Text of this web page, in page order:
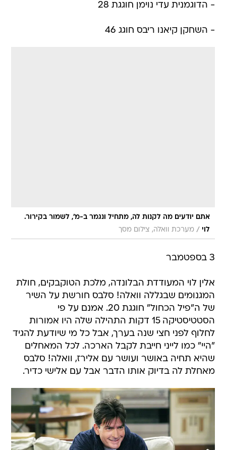
- הדוגמנית עדי נוימן חוגגת 28
- השחקן קיאנו ריבס חוגג 46
אתם יודעים מה לקנות לה, מתחיל ונגמר ב-מ', לשמור בקירור.
לוי / מערכת וואלה, צילום מסך
3 בספטמבר
אלין לוי המעודדת הבלונדה, מלכת הטוקבקים, חולת
המגנומים שבגללה וואלה! סלבס חורשת על השיר
של ה"פיל הכחול" חוגגת 20. אמנם על פי
הסטטיסטיקה 15 דקות התהילה שלה היו אמורות
לחלוף לפני חצי שנה בערך, אבל כל מי שיודעת להגיד
"היי" כמו לייני חייבת לקבל הארכה. לכל המאחלים
שהיא תחיה באושר ועושר עם אלירז, וואלה! סלבס
מאחלת לה בדיוק אותו הדבר אבל עם אלישי כדיר.